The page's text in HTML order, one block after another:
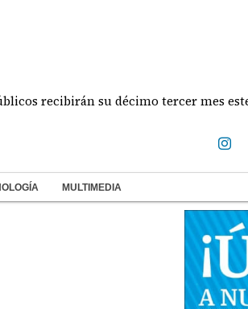
su décimo tercer mes este jueves
MULTIMEDIA